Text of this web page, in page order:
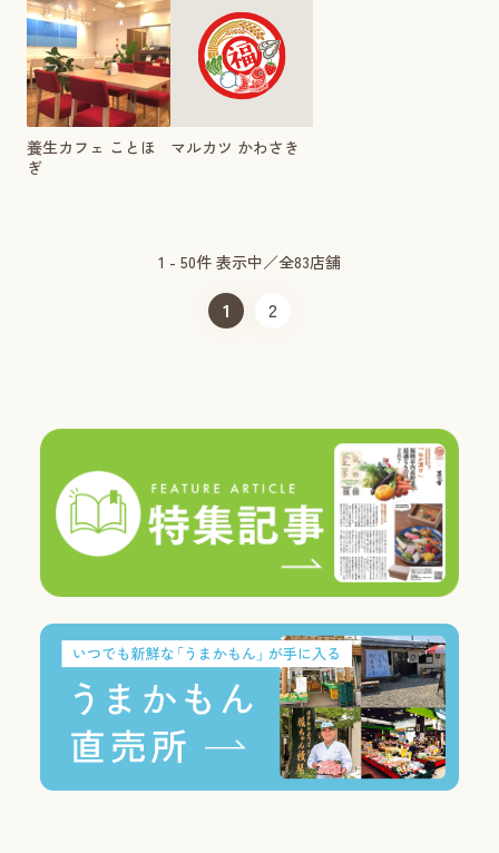
養生カフェ ことほ
ぎ
マルカツ かわさき
1 - 50件 表示中／全83店舗
1 2